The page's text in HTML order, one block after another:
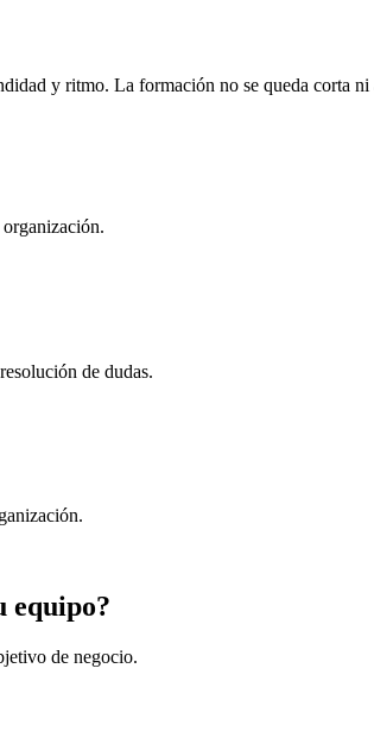
y ritmo. La formación no se queda corta
de dudas.
equipo?
de negocio.